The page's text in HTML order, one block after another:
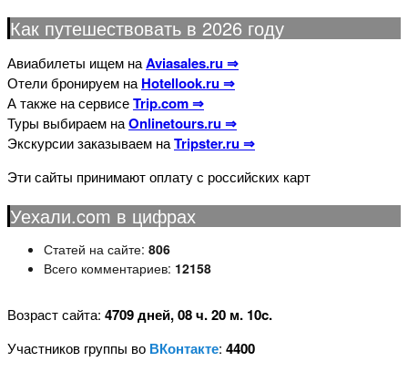
Как путешествовать в 2026 году
Авиабилеты ищем наAviasales.ru ⇒
Отели бронируем на Hotellook.ru ⇒
А также на сервисеTrip.com ⇒
Туры выбираем наOnlinetours.ru ⇒
Экскурсии заказываем наTripster.ru ⇒
Эти сайты принимают оплату с российских карт
Уехали.com в цифрах
Статей на сайте: 806
Всего комментариев: 12158
Возраст сайта: 4709 дней, 08 ч. 20 м. 11c.
Участников группы во ВКонтакте: 4400